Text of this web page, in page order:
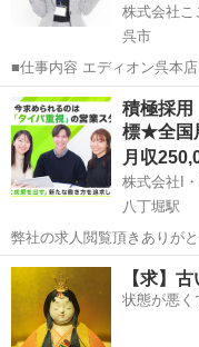
株式会社こ
呉市
■仕事内容 エディオン呉本店にて、スマートフォンや携帯電話等に関
する 下記の業務を担当していただきます。 《詳しい業務内容》 ▶ス
広島 呉市 販売
積極採
標★全国
月収
株式会社I
八丁堀駅
弊社の求人閲覧頂きありが
合わせは0120-772-007か公
ィーを見たと言っていただけますと
＝＝...
広島 広島市 八丁堀駅
【求】
状態が悪く